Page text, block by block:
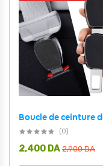
(0)
2,900DA
2,400 DA